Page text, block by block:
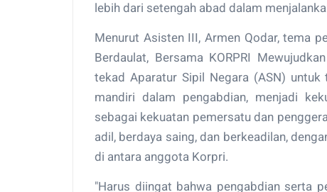
lebih dari setengah abad dalam
Menurut Asisten III, Armen Qodar, tema
Berdaulat, Bersama KORPRI
tekad Aparatur Sipil Negara (ASN)
mandiri dalam pengabdian, menjadi
sebagai kekuatan pemersatu dan
adil, berdaya saing, dan berkeadilan,
di antara anggota Korpri.
"Harus diingat bahwa pengabdian serta